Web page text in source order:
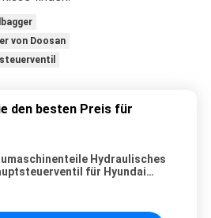
von Doosan
den besten Preis für
Hydraulisches
für Hyundai